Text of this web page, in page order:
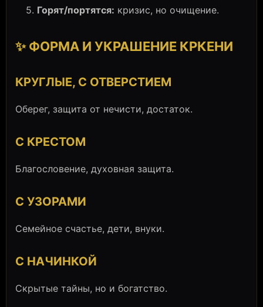
5. Горят/портятся: кризис, но очищение.
✨ ФОРМА И УКРАШЕНИЕ КРКЕНИ
КРУГЛЫЕ, С ОТВЕРСТИЕМ
Оберег, защита от нечисти, достаток.
С КРЕСТОМ
Благословение, духовная защита.
С УЗОРАМИ
Семейное счастье, дети, внуки.
С НАЧИНКОЙ
Скрытые тайны, но и богатство.